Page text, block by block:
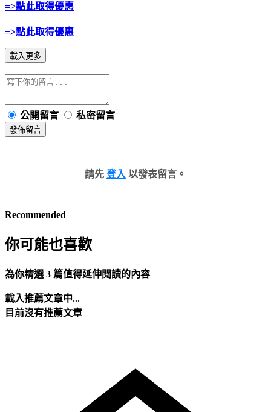
=>點此取得優惠
=>點此取得優惠
載入更多
公開留言 私密留言
發佈留言
請先 登入 以發表留言。
Recommended
你可能也喜歡
為你精選 3 篇值得延伸閱讀的內容
載入推薦文章中...
目前沒有推薦文章